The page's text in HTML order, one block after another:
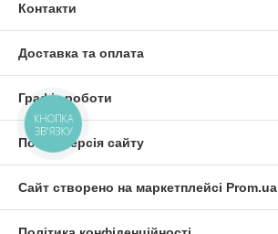
Контакти
Доставка та оплата
Графік роботи
Повна версія сайту
Сайт створено на маркетплейсі Prom.ua
КНОПКА
ЗВ'ЯЗКУ